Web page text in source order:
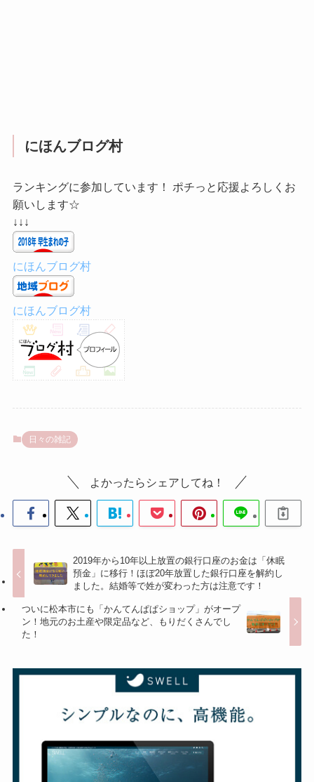
にほんブログ村
ランキングに参加しています！ ポチっと応援よろしくお
願いします☆
↓↓↓
にほんブログ村
にほんブログ村
日々の雑記
よかったらシェアしてね！
2019年から10年以上放置の銀行口座のお金は「休眠
預金」に移行！ほぼ20年放置した銀行口座を解約し
ました。結婚等で姓が変わった方は注意です！
ついに松本市にも「かんてんぱぱショップ」がオープ
ン！地元のお土産や限定品など、もりだくさんでし
た！